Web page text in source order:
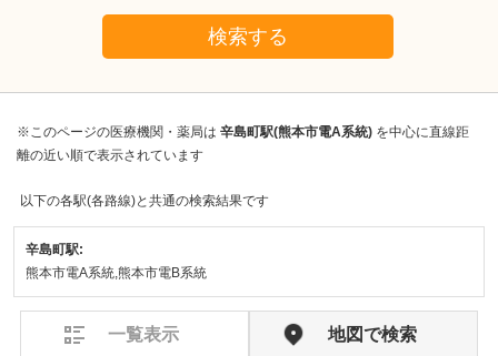
検索する
※このページの医療機関・薬局は 辛島町駅(熊本市電A系統) を中心に直線距
離の近い順で表示されています
以下の各駅(各路線)と共通の検索結果です
辛島町駅:
熊本市電A系統,熊本市電B系統
一覧表示 地図で検索